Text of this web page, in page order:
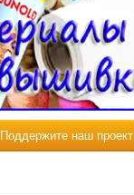
Поддержите наш проект